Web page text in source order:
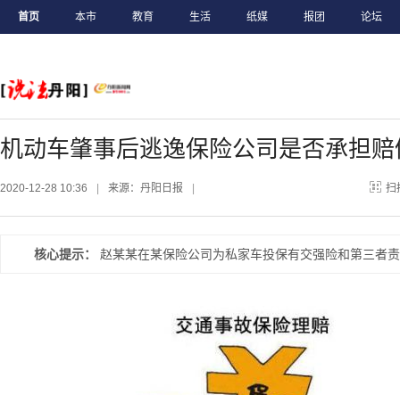
首页 本市 教育 生活 纸媒 报团 论坛
机动车肇事后逃逸保险公司是否承担
2020-12-28 10:36 来源：丹阳日报 扫
核心提示： 赵某某在某保险公司为私家车投保有交强险和第三者